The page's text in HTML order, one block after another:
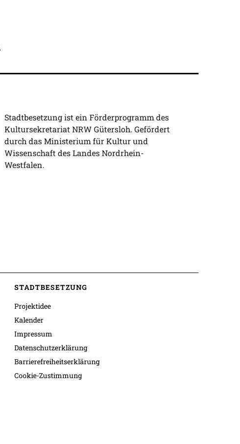
Stadtbesetzung ist ein Förderprogramm des
Kultursekretariat NRW Gütersloh. Gefördert
durch das Ministerium für Kultur und
Wissenschaft des Landes Nordrhein-
Westfalen.
STADTBESETZUNG
Projektidee
Kalender
Impressum
Datenschutzerklärung
Barrierefreiheitserklärung
Cookie-Zustimmung